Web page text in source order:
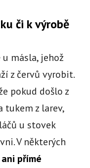
či k výrobě
másla, jehož
z červů vyrobit.
pokud došlo z
tukem z larev,
u stovek
V některých
přímé